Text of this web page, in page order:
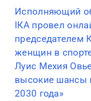
Исполняющий
IКА провел
председателем
женщин в
Луис Мехия
высокие шансы
2030 года»